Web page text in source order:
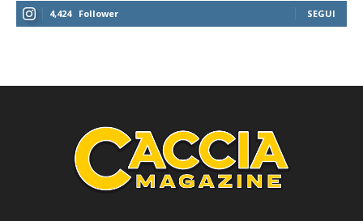
4,424 Follower SEGUI